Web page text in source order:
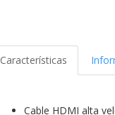
Características
Cable HDMI alta